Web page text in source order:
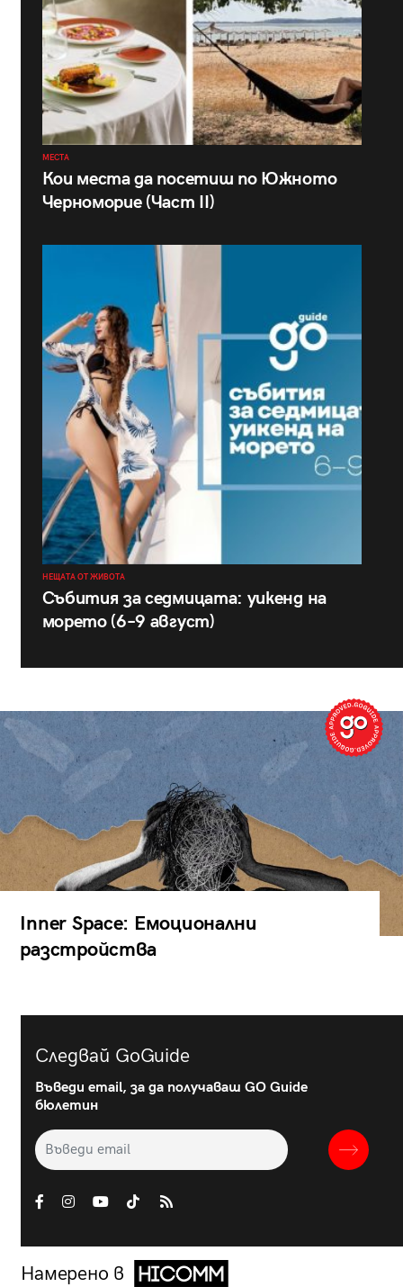
МЕСТА
Кои места да посетиш по Южното
Черноморие (Част II)
НЕЩАТА ОТ ЖИВОТА
Събития за седмицата: уикенд на
морето (6–9 август)
Inner Space: Емоционални
разстройства
Следвай GoGuide
Въведи email, за да получаваш GO Guide
бюлетин
Намерено в